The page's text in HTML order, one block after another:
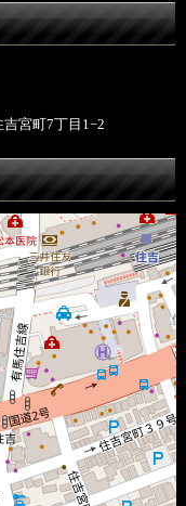
宮町7丁目1−2